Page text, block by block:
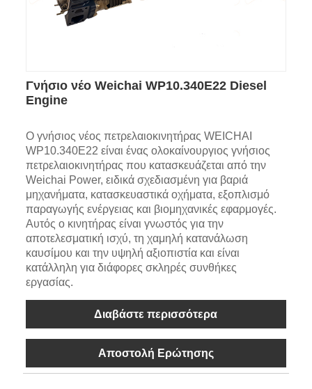
Γνήσιο νέο Weichai WP10.340E22 Diesel
Engine
Ο γνήσιος νέος πετρελαιοκινητήρας WEICHAI
WP10.340E22 είναι ένας ολοκαίνουργιος γνήσιος
πετρελαιοκινητήρας που κατασκευάζεται από την
Weichai Power, ειδικά σχεδιασμένη για βαριά
μηχανήματα, κατασκευαστικά οχήματα, εξοπλισμό
παραγωγής ενέργειας και βιομηχανικές εφαρμογές.
Αυτός ο κινητήρας είναι γνωστός για την
αποτελεσματική ισχύ, τη χαμηλή κατανάλωση
καυσίμου και την υψηλή αξιοπιστία και είναι
κατάλληλη για διάφορες σκληρές συνθήκες
εργασίας.
Διαβάστε περισσότερα
Αποστολή Ερώτησης